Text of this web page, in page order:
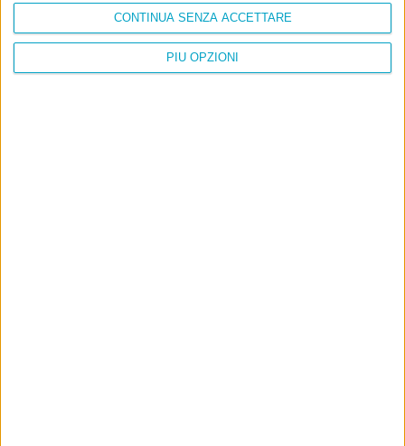
PIÙ OPZIONI
CONTINUA SENZA ACCETTARE